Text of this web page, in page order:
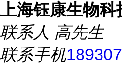
上海钰康生物科
联系人 高先生
联系手机